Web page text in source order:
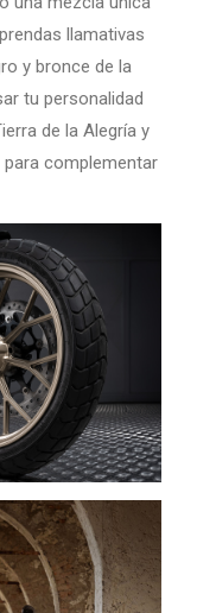
llamativas
y bronce de la
tu personalidad
de la Alegría y
complementar